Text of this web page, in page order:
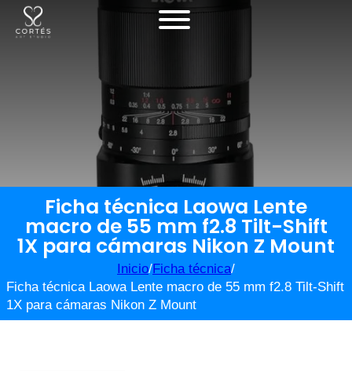
Ficha técnica Laowa Lente
macro de 55 mm f2.8 Tilt-Shift
1X para cámaras Nikon Z Mount
Inicio/Ficha técnica/
Ficha técnica Laowa Lente macro de 55 mm f2.8 Tilt-Shift
1X para cámaras Nikon Z Mount